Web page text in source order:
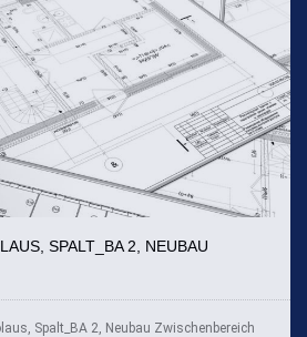
SPALT_BA 2, NEUBAU
Spalt_BA 2, Neubau Zwischenbereich